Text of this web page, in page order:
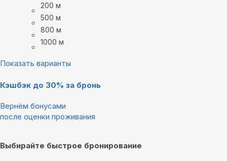
200 м
500 м
800 м
1000 м
Показать варианты
Кэшбэк до 30% за бронь
Вернём бонусами
после оценки проживания
Выбирайте быстрое бронирование